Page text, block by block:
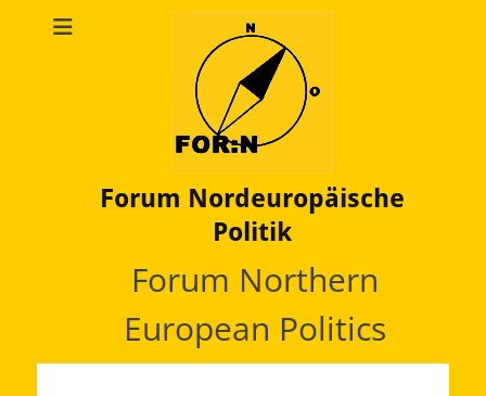
Forum Nordeuropäische
Politik
Forum Northern
European Politics